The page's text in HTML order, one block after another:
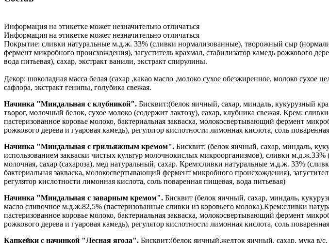
Информация на этикетке может незначительно отличаться
Информация на этикетке может незначительно отличаться
Покрытие: сливки натуральные м.д.ж. 33% (сливки нормализованные), творожный сыр
фермент микробного происхождения), загуститель крахмал, стабилизатор камедь рожкового
вода питьевая), сахар, экстракт ванили, экстракт спирулины.
Декор: шоколадная масса белая (сахар ,какао масло ,молоко сухое обезжиренное, молоко сухое
сафлора, экстракт генипы, голубика свежая.
Начинка "Миндальная с клубникой". Бисквит:(белок яичный, сахар, миндаль, кукурузный
творог, молочный белок, сухое молоко (содержит лактозу), сахар, клубника свежая. Крем:
пастеризованное коровье молоко, бактериальная закваска, молокосвертывающий фермент
рожкового дерева и гуаровая камедь), регулятор кислотности лимонная кислота, соль
Начинка "Миндальная с грильяжным кремом". Бисквит: (белок яичный, сахар, миндаль,
использованием закваски чистых культур молочнокислых микроорганизмов), сливки
молочная, сахар (сахароза), мед натуральный, сахар. Крем:сливки натуральные м.д.ж. 33%
бактериальная закваска, молокосвертывающий фермент микробного происхождения),
регулятор кислотности лимонная кислота, соль поваренная пищевая, вода питьевая)
Начинка "Миндальная с заварным кремом". Бисквит (белок яичный, сахар, миндаль,
масло сливочное м.д.ж.82,5% (пастеризованные сливки из коровьего молока).Крем:сливки
пастеризованное коровье молоко, бактериальная закваска, молокосвертывающий фермент
рожкового дерева и гуаровая камедь), регулятор кислотности лимонная кислота, соль
Капкейки с начинкой "Лесная ягода". Бисквит:(белок яичный,желток яичный, сахар, мука в/